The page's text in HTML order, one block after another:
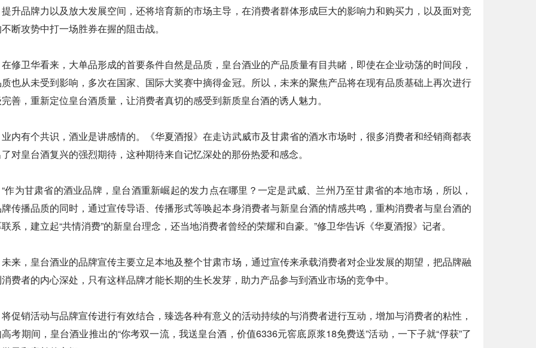
升品牌力以及放大发展空间，还将培育新的市场主导，在消费者群体形成巨大的影响力和购买力，以及面对竞
断攻势中打一场胜券在握的阻击战。
在修卫华看来，大单品形成的首要条件自然是品质，皇台酒业的产品质量有目共睹，即使在企业动荡的时间段，
也从未受到影响，多次在国家、国际大奖赛中摘得金冠。所以，未来的聚焦产品将在现有品质基础上再次进行
善，重新定位皇台酒质量，让消费者真切的感受到新质皇台酒的诱人魅力。
业内有个共识，酒业是讲感情的。《华夏酒报》在走访武威市及甘肃省的酒水市场时，很多消费者和经销商都表
对皇台酒复兴的强烈期待，这种期待来自记忆深处的那份热爱和感念。
“作为甘肃省的酒业品牌，皇台酒重新崛起的发力点在哪里？一定是武威、兰州乃至甘肃省的本地市场，所以，
传播品质的同时，通过宣传导语、传播形式等唤起本身消费者与新皇台酒的情感共鸣，重构消费者与皇台酒的
系，建立起“共情消费”的新皇台理念，还当地消费者曾经的荣耀和自豪。”修卫华告诉《华夏酒报》记者。
未来，皇台酒业的品牌宣传主要立足本地及整个甘肃市场，通过宣传来承载消费者对企业发展的期望，把品牌融
费者的内心深处，只有这样品牌才能长期的生长发芽，助力产品参与到酒业市场的竞争中。
将促销活动与品牌宣传进行有效结合，臻选各种有意义的活动持续的与消费者进行互动，增加与消费者的粘性，
考期间，皇台酒业推出的“你考双一流，我送皇台酒，价值6336元窖底原浆18免费送”活动，一下子就“俘获”了